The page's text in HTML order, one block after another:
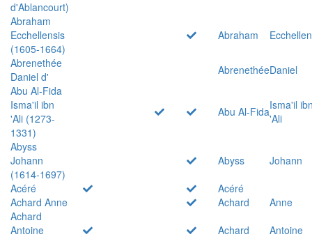
d'Ablancourt)
Abraham
Ecchellensis
(1605-1664)
Abraham
Abrenethée
Daniel d'
AbrenethéeDaniel
Abu Al-Fida
Isma'il ibn
'Ali (1273-
1331)
Abu Al-FidaIsma'il
'Ali
Abyss
Johann
(1614-1697)
Abyss
Johann
Acéré
Acéré
Achard Anne
Achard
Anne
Achard
Antoine
Achard
Antoine